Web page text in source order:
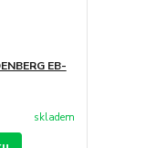
EB-
skladem